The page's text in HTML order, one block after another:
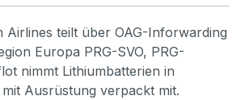
Airlines teilt über OAG-Inforwarding
Europa PRG-SVO, PRG-
nimmt Lithiumbatterien in
Ausrüstung verpackt mit.